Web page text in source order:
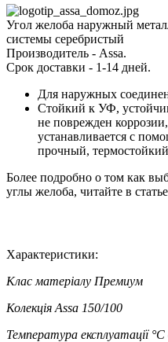
Угол желоба наружный
системы серебристый
Производитель - Assa.
Срок доставки - 1-14 дней.
Для наружных
Стойкий к УФ,
не поврежден
устанавливается с
прочный,
Более подробно о том как
углы желоба, читайте в
Характеристики:
Клас матеріалу Премиум
Колекція Assa 150/100
Температура експлуатації °C